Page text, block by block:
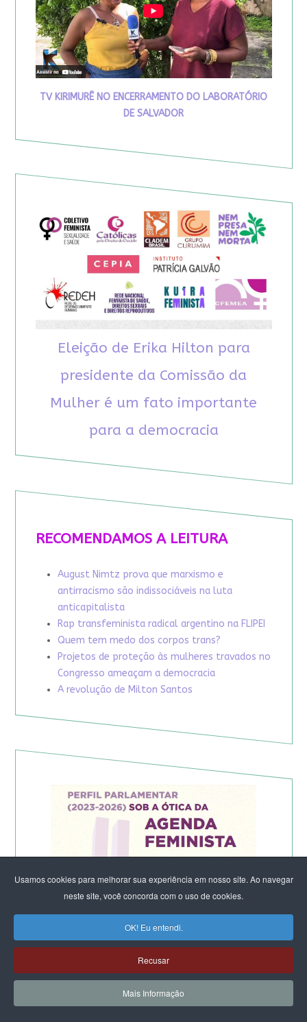
Usamos cookies para melhorar sua experiência em nosso site. Ao navegar
neste site, você concorda com o uso de cookies.
OK! Eu entendi.
Recusar
Mais Informação
TV KIRIMURÊ NO ENCERRAMENTO DO LABORATÓRIO
DE SALVADOR
Eleição de Erika Hilton para
presidente da Comissão da
Mulher é um fato importante
para a democracia
RECOMENDAMOS A LEITURA
August Nimtz prova que marxismo e
antirracismo são indissociáveis na luta
anticapitalista
Rap transfeminista radical argentino na FLIPEI
Quem tem medo dos corpos trans?
Projetos de proteção às mulheres travados no
Congresso ameaçam a democracia
A revolução de Milton Santos